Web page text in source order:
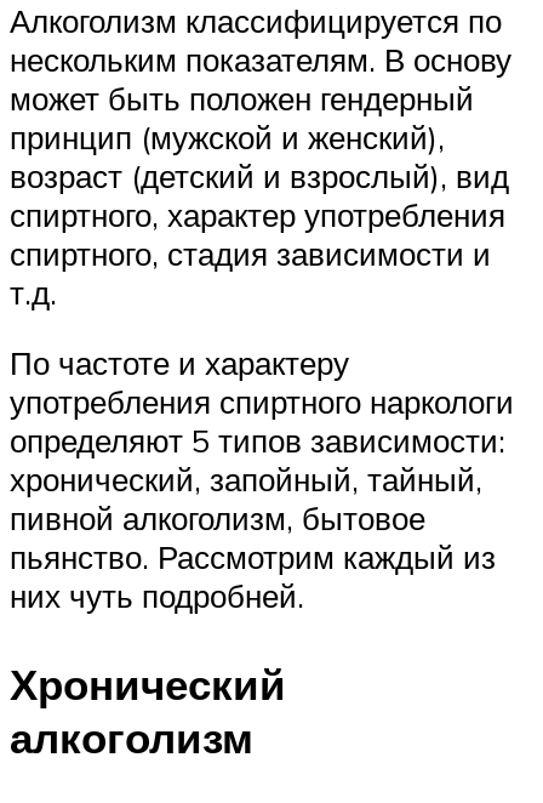
Алкоголизм классифицируется по
нескольким показателям. В основу
может быть положен гендерный
принцип (мужской и женский),
возраст (детский и взрослый), вид
спиртного, характер употребления
спиртного, стадия зависимости и
т.д.
По частоте и характеру
употребления спиртного наркологи
определяют 5 типов зависимости:
хронический, запойный, тайный,
пивной алкоголизм, бытовое
пьянство. Рассмотрим каждый из
них чуть подробней.
Хронический
алкоголизм